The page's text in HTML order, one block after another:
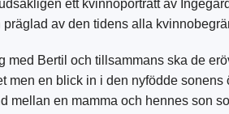
ett kvinnoporträtt av
präglad av den tidens alla
med Bertil och tillsammans ska de
men en blick in i den nyfödde
mellan en mamma och hennes son